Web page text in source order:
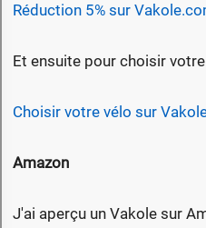
Réduction 5% sur
Et ensuite pour choisir
Choisir votre vélo sur
Amazon
J'ai aperçu un Vakole sur